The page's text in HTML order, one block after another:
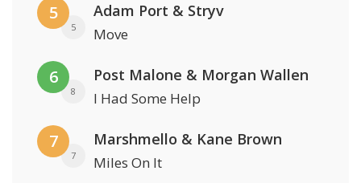
5
5
Adam Port & Stryv
Move
6
8
Post Malone & Morgan Wallen
I Had Some Help
7
7
Marshmello & Kane Brown
Miles On It